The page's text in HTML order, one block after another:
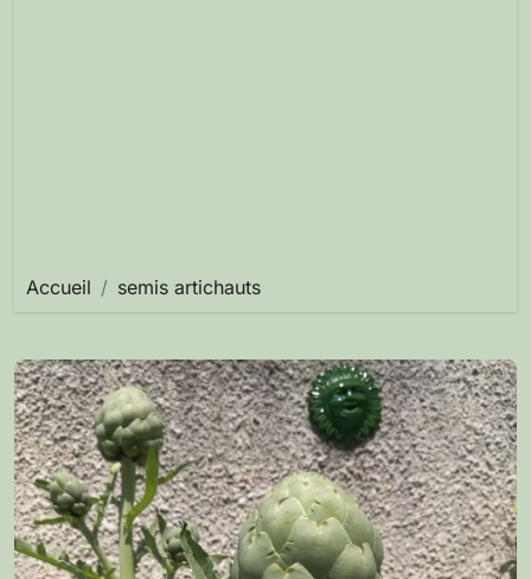
Accueil semis artichauts